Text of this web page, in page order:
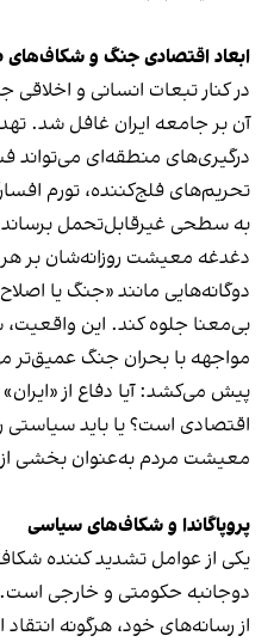
ابعاد اقتصادی جنگ و شکاف‌های
در کنار تبعات انسانی و اخلاقی
آن بر جامعه ایران غافل شد.
درگیری‌های منطقه‌ای می‌تواند
تحریم‌های فلج‌کننده، تورم
به سطحی غیرقابل‌تحمل
دغدغه معیشت روزانه‌شان بر
دوگانه‌هایی مانند «جنگ یا
بی‌معنا جلوه کند. این
مواجهه با بحران جنگ عمیق‌تر
پیش می‌کشد: آیا دفاع از
اقتصادی است؟ یا باید سیاستی
معیشت مردم به‌عنوان بخشی
پروپاگاندا و شکاف‌های سیاسی
یکی از عوامل تشدید کننده
دوجانبه حکومتی و خارجی
از رسانه‌های خود، هرگونه